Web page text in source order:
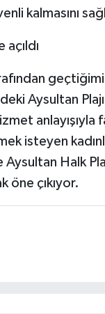
kalmasını
Aysultan
isteyen
Halk
öne çıkıyor.